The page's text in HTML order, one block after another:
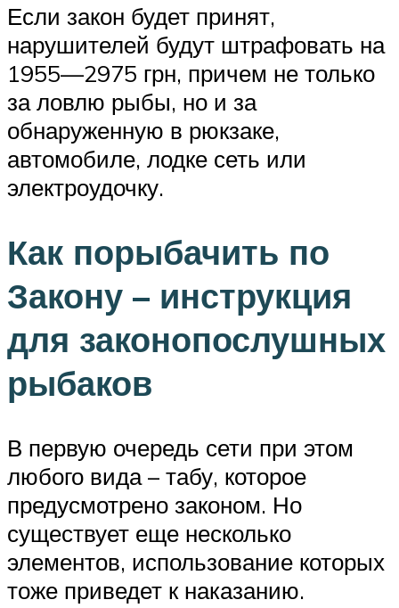
Если закон будет принят,
нарушителей будут штрафовать на
1955—2975 грн, причем не только
за ловлю рыбы, но и за
обнаруженную в рюкзаке,
автомобиле, лодке сеть или
электроудочку.
Как порыбачить по
Закону – инструкция
для законопослушных
рыбаков
В первую очередь сети при этом
любого вида – табу, которое
предусмотрено законом. Но
существует еще несколько
элементов, использование которых
тоже приведет к наказанию.